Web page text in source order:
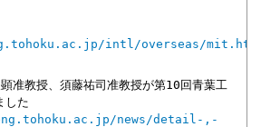
intl/overseas/
准教授、須藤祐司准教授が第10回青葉工
した
news/detail-,-